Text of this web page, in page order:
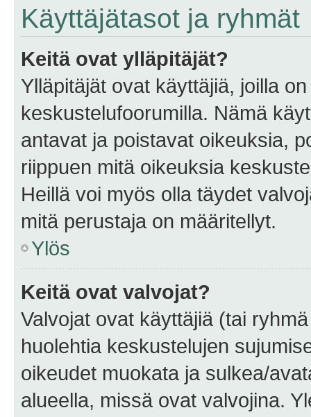
Käyttäjätasot ja ryhmät
Keitä ovat ylläpitäjät?
Ylläpitäjät ovat käyttäjiä, joilla
keskustelufoorumilla. Nämä
antavat ja poistavat oikeuksia,
riippuen mitä oikeuksia
Heillä voi myös olla täydet
mitä perustaja on määritellyt.
Ylös
Keitä ovat valvojat?
Valvojat ovat käyttäjiä (tai
huolehtia keskustelujen
oikeudet muokata ja sulkea/
alueella, missä ovat valvojina.